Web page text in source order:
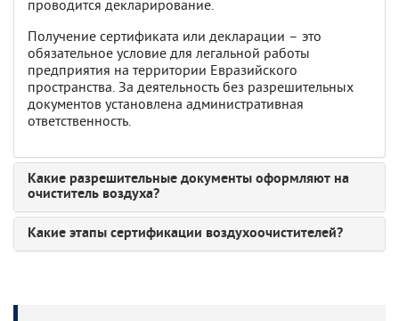
проводится декларирование.
Получение сертификата или декларации – это
обязательное условие для легальной работы
предприятия на территории Евразийского
пространства. За деятельность без разрешительных
документов установлена административная
ответственность.
Какие разрешительные документы оформляют на
очиститель воздуха?
Какие этапы сертификации воздухоочистителей?